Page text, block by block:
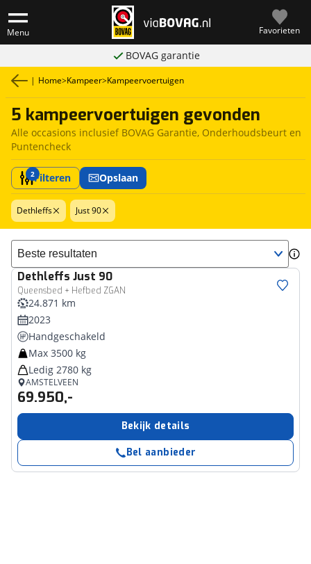
Menu Favorieten
BOVAG garantie
| Home>Kampeer>Kampeervoertuigen
5 kampeervoertuigen gevonden
Alle occasions inclusief BOVAG Garantie, Onderhoudsbeurt en
Puntencheck
2Filteren Opslaan
Dethleffs Just 90
Sorteer resultaten
Dethleffs Just 90
Queensbed + Hefbed ZGAN
24.871 km
2023
Handgeschakeld
Max 3500 kg
Ledig 2780 kg
AMSTELVEEN
69.950,-
Bekijk details
Bel aanbieder